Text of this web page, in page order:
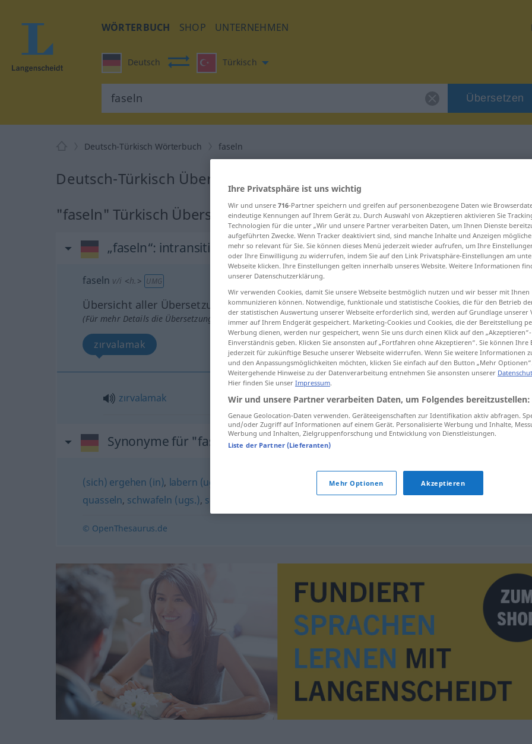
WÖRTERBUCH SHOP UNTERNEHMEN
Deutsch Türkisch
Übersetzen
Deutsch-Türkisch Wörterbuch faseln
Deutsch-Türkisch Übersetzung für "faseln"
"faseln" Türkisch Übersetzung
„faseln“: intransitives Verb
faseln v/i <h. > UMG
Übersicht aller Übersetzungen
(Für mehr Details die Übersetzung anklicken/antippen)
zırvalamak
zırvalamak faseln
Synonyme für "faseln"
(sich) ergehen (in), labern (ugs.) (sich) verbreiten (über),schwatzen plappern,(sich) auslassen
quasseln, schwafeln (ugs.), schwätzen
© OpenThesaurus.de
Ihre Privatsphäre ist uns wichtig
Wir und unsere 716-Partner speichern und greifen auf personenbezogene Daten wie
eindeutige Kennungen auf Ihrem Gerät zu. Durch Auswahl von Akzeptieren aktivieren Sie
Technologien für die unter „Wir und unsere Partner verarbeiten Daten, um Ihnen Dienste
aufgeführten Zwecke. Wenn Tracker deaktiviert sind, sind manche Inhalte und Anzeigen
mehr so relevant für Sie. Sie können dieses Menü jederzeit wieder aufrufen, um Ihre
oder Ihre Einwilligung zu widerrufen, indem Sie auf den Link Privatsphäre-Einstellungen am
Webseite klicken. Ihre Einstellungen gelten innerhalb unseres Website. Weitere Informationen
unserer Datenschutzerklärung.
Wir verwenden Cookies, damit Sie unsere Webseite bestmöglich nutzen und wir besser mit Ihnen
kommunizieren können. Notwendige, funktionale und statistische Cookies, die für den Betrieb
der statistischen Auswertung unserer Webseite erforderlich sind, werden auf Grundlage unserer
immer auf Ihrem Endgerät gespeichert. Marketing-Cookies und Cookies, die der Bereitstellung
Werbung dienen, werden nur gespeichert, wenn Sie uns durch einen Klick auf den
Einverständnis geben. Klicken Sie ansonsten auf „Fortfahren ohne Akzeptieren“. Sie können
jederzeit für zukünftige Besuche unserer Webseite widerrufen. Wenn Sie weitere Informationen
und den Anpassungsmöglichkeiten möchten, klicken Sie einfach auf den Button „Mehr
Weitergehende Hinweise zu der Datenverarbeitung entnehmen Sie ansonsten unserer
Hier finden Sie unser Impressum.
Wir und unsere Partner verarbeiten Daten, um Folgendes bereitzustellen:
Genaue Geolocation-Daten verwenden. Geräteeigenschaften zur Identifikation aktiv abfragen.
und/oder Zugriff auf Informationen auf einem Gerät. Personalisierte Werbung und Inhalte,
Werbung und Inhalten, Zielgruppenforschung und Entwicklung von Dienstleistungen.
Liste der Partner (Lieferanten)
Mehr Optionen Akzeptieren